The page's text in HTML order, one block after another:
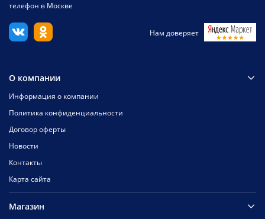
телефон в Москве
Нам доверяет
О компании
Информация о компании
Политика конфиденциальности
Договор оферты
Новости
Контакты
Карта сайта
Магазин